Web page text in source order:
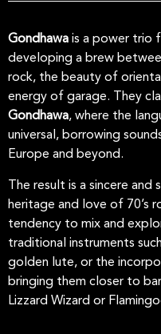
Gondhawa is a power trio
developing a brew
rock, the beauty of
energy of garage. They
Gondhawa, where the
universal, borrowing
Europe and beyond.
The result is a sincere
heritage and love of 70’s
tendency to mix and
traditional instruments
golden lute, or the
bringing them closer to
Lizzard Wizard or